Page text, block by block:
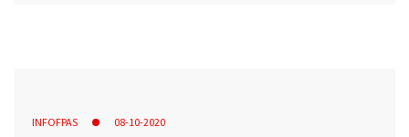
INFOFPAS 08-10-2020